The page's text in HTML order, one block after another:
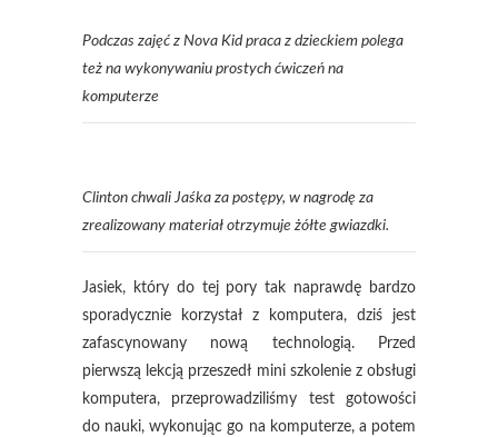
Podczas zajęć z Nova Kid praca z dzieckiem polega
też na wykonywaniu prostych ćwiczeń na
komputerze
Clinton chwali Jaśka za postępy, w nagrodę za
zrealizowany materiał otrzymuje żółte gwiazdki.
Jasiek, który do tej pory tak naprawdę bardzo
sporadycznie korzystał z komputera, dziś jest
zafascynowany nową technologią. Przed
pierwszą lekcją przeszedł mini szkolenie z obsługi
komputera, przeprowadziliśmy test gotowości
do nauki, wykonując go na komputerze, a potem